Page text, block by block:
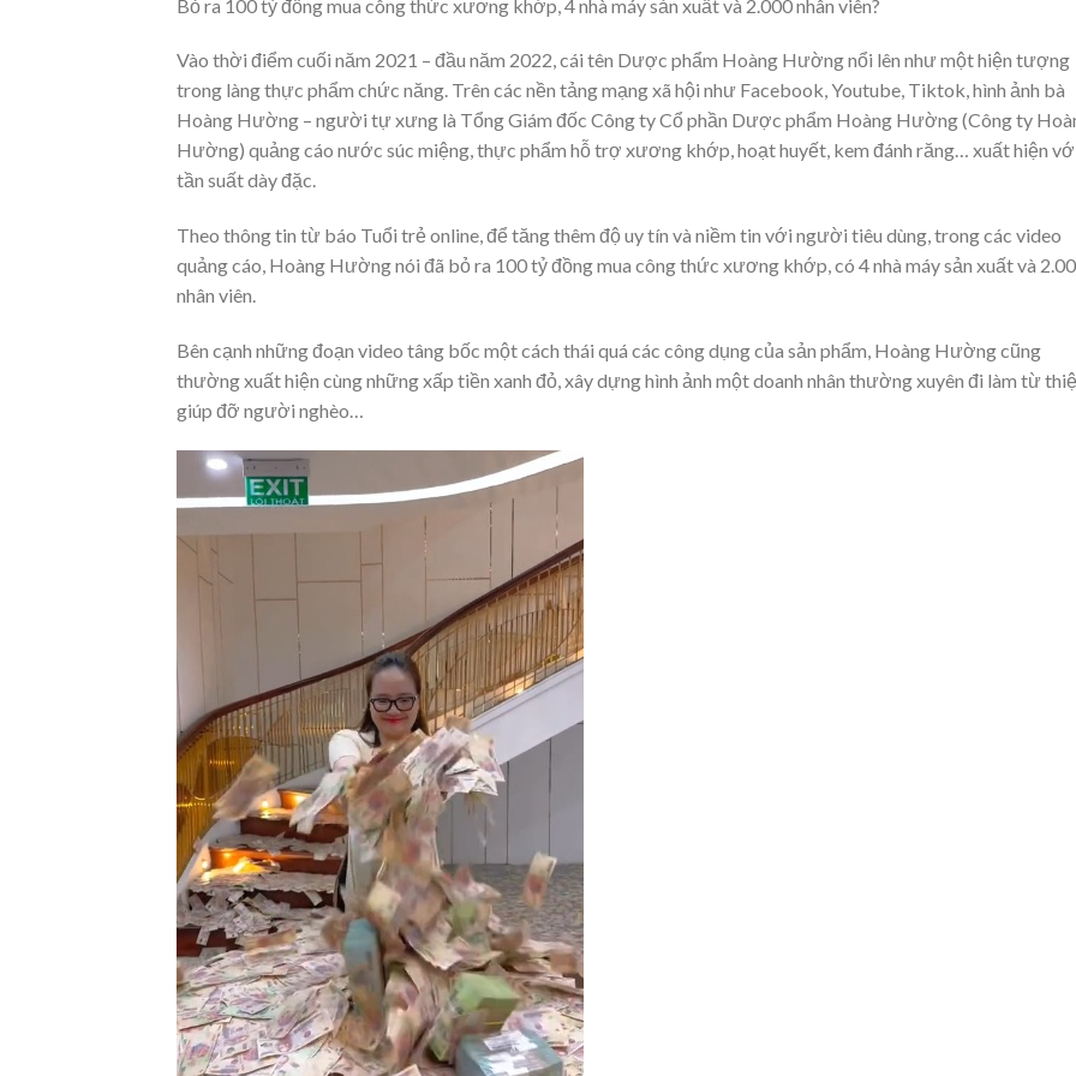
Bỏ ra 100 tỷ đồng mua công thức xương khớp, 4 nhà máy sản xuất và 2.000 nhân viên?
Vào thời điểm cuối năm 2021 – đầu năm 2022, cái tên Dược phẩm Hoàng Hường nổi lên như một hiện tượng
trong làng thực phẩm chức năng. Trên các nền tảng mạng xã hội như Facebook, Youtube, Tiktok, hình ảnh bà
Hoàng Hường – người tự xưng là Tổng Giám đốc Công ty Cổ phần Dược phẩm Hoàng Hường (Công ty
Hường) quảng cáo nước súc miệng, thực phẩm hỗ trợ xương khớp, hoạt huyết, kem đánh răng… xuất hiện
tần suất dày đặc.
Theo thông tin từ báo Tuổi trẻ online, để tăng thêm độ uy tín và niềm tin với người tiêu dùng, trong các video
quảng cáo, Hoàng Hường nói đã bỏ ra 100 tỷ đồng mua công thức xương khớp, có 4 nhà máy sản xuất và
nhân viên.
Bên cạnh những đoạn video tâng bốc một cách thái quá các công dụng của sản phẩm, Hoàng Hường cũng
thường xuất hiện cùng những xấp tiền xanh đỏ, xây dựng hình ảnh một doanh nhân thường xuyên đi làm từ
giúp đỡ người nghèo…